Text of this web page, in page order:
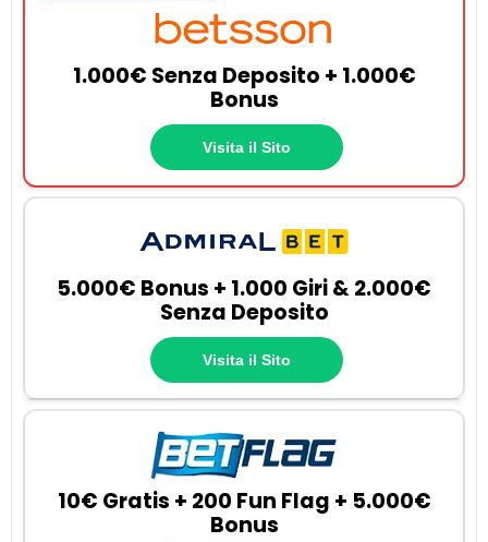
1.000€ Senza Deposito + 1.000€
Bonus
Visita il Sito
5.000€ Bonus + 1.000 Giri & 2.000€
Senza Deposito
Visita il Sito
10€ Gratis + 200 Fun Flag + 5.000€
Bonus